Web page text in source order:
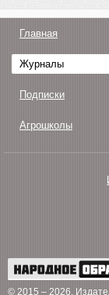
Главная
Журналы
Подписки
Агрошколы
© 2015 – 2026.